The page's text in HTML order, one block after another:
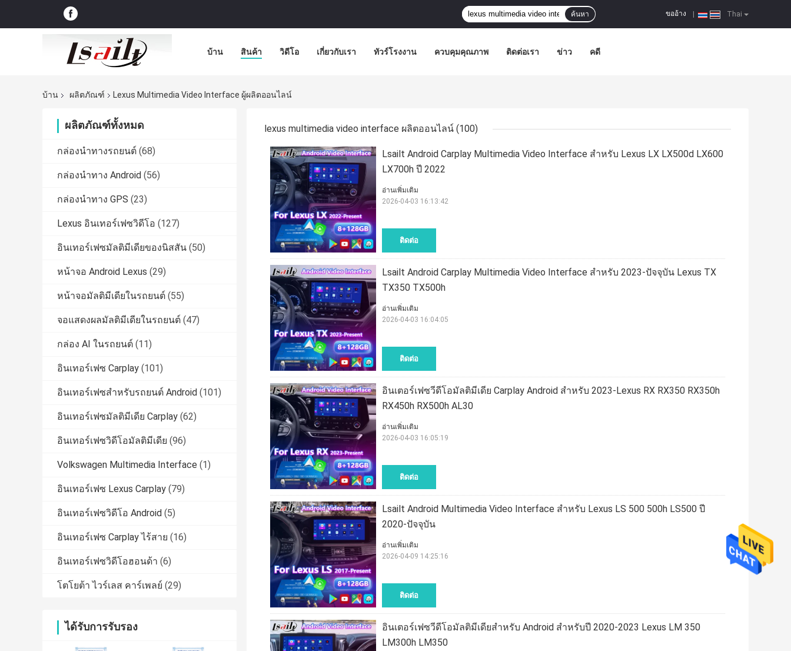
Thai
ขออ้าง
ค้นหา
บ้าน สินค้า วิดีโอ เกี่ยวกับเรา ทัวร์โรงงาน ควบคุมคุณภาพ ติดต่อเรา ข่าว คดี
บ้าน ผลิตภัณฑ์ Lexus Multimedia Video Interface ผู้ผลิตออนไลน์
ผลิตภัณฑ์ทั้งหมด
กล่องนำทางรถยนต์ (68)
กล่องนำทาง Android (56)
กล่องนำทาง GPS (23)
Lexus อินเทอร์เฟซวิดีโอ (127)
อินเทอร์เฟซมัลติมีเดียของนิสสัน (50)
หน้าจอ Android Lexus (29)
หน้าจอมัลติมีเดียในรถยนต์ (55)
จอแสดงผลมัลติมีเดียในรถยนต์ (47)
กล่อง AI ในรถยนต์ (11)
อินเทอร์เฟซ Carplay (101)
อินเทอร์เฟซสำหรับรถยนต์ Android (101)
อินเทอร์เฟซมัลติมีเดีย Carplay (62)
อินเทอร์เฟซวิดีโอมัลติมีเดีย (96)
Volkswagen Multimedia Interface (1)
อินเทอร์เฟซ Lexus Carplay (79)
อินเทอร์เฟซวิดีโอ Android (5)
อินเทอร์เฟซ Carplay ไร้สาย (16)
อินเทอร์เฟซวิดีโอฮอนด้า (6)
โตโยต้า ไวร์เลส คาร์เพลย์ (29)
ได้รับการรับรอง
lexus multimedia video interface ผลิตออนไลน์ (100)
Lsailt Android Carplay Multimedia Video Interface สําหรับ Lexus LX LX500d LX600
LX700h ปี 2022
ติดต่อ
อ่านเพิ่มเติม
2026-04-03 16:13:42
Lsailt Android Carplay Multimedia Video Interface สําหรับ 2023-ปัจจุบัน Lexus TX
TX350 TX500h
ติดต่อ
อ่านเพิ่มเติม
2026-04-03 16:04:05
อินเตอร์เฟซวีดีโอมัลติมีเดีย Carplay Android สําหรับ 2023-Lexus RX RX350 RX350h
RX450h RX500h AL30
ติดต่อ
อ่านเพิ่มเติม
2026-04-03 16:05:19
Lsailt Android Multimedia Video Interface สำหรับ Lexus LS 500 500h LS500 ปี
2020-ปัจจุบัน
ติดต่อ
อ่านเพิ่มเติม
2026-04-09 14:25:16
อินเตอร์เฟซวีดีโอมัลติมีเดียสําหรับ Android สําหรับปี 2020-2023 Lexus LM 350
LM300h LM350